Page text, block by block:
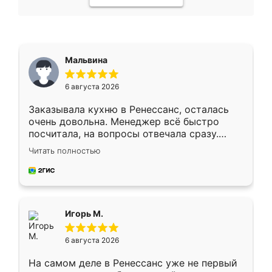
Мальвина
6 августа 2026
Заказывала кухню в Ренессанс, осталась
очень довольна. Менеджер всё быстро
посчитала, на вопросы отвечала сразу.
Замерщик приехал в субботу, подошёл к
делу со всей ответственностью. Собрали
за день, ребята работали аккуратно, даже
Читать полностью
Игорь М.
6 августа 2026
На самом деле в Ренессанс уже не первый